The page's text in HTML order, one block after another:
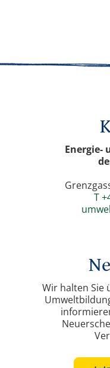
Energie-
T
Wir halten Sie